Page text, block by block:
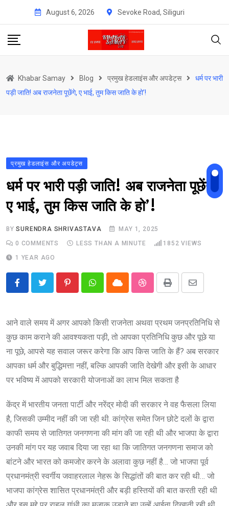
content
August 6, 2026 Sevoke Road, Siliguri
Khabar Samay Blog प्रमुख हेडलाइंस और अपडेट्स
धर्म पर भारी
पड़ी जाति! अब राजनेता पूछेंगे, ए भाई, तुम किस जाति के हो’!
प्रमुख हेडलाइंस और अपडेट्स
धर्म पर भारी पड़ी जाति! अब राजनेता पूछेंगे,
ए भाई, तुम किस जाति के हो’!
BYSURENDRA SHRIVASTAVA
MAY 1, 2025
0 COMMENTS LESS THAN A MINUTE 1852 VIEWS
1 YEAR AGO
PinterestWhatsappCloud StumbleUpon
Print
Share
Email
आने वाले समय में अगर आपको किसी राजनेता अथवा प्रथम जनप्रतिनिधि से
कुछ काम कराने की आवश्यकता पड़ी, तो आपका प्रतिनिधि कुछ और पूछे या
ना पूछे, आपसे यह सवाल जरूर करेगा कि आप किस जाति के हैं? अब सरकार
आपका धर्म और बुद्धिमत्ता नहीं, बल्कि आपकी जाति देखेगी और इसी के आधार
पर भविष्य में आपको सरकारी योजनाओं का लाभ मिल सकता है
केंद्र में भारतीय जनता पार्टी और नरेंद्र मोदी की सरकार ने वह फैसला लिया
है, जिसकी उम्मीद नहीं की जा रही थी. कांग्रेस समेत जिन छोटे दलों के द्वारा
काफी समय से जातिगत जनगणना की मांग की जा रही थी और भाजपा के द्वारा
उनकी मांग पर यह जवाब दिया जा रहा था कि जातिगत जनगणना समाज को
बांटने और भारत को कमजोर करने के अलावा कुछ नहीं है… जो भाजपा पूर्व
प्रधानमंत्री स्वर्गीय जवाहरलाल नेहरू के सिद्धांतों की बात कर रही थी… जो
भाजपा कांग्रेस शासित प्रधानमंत्री और बड़ी हस्तियों की बात करती रही थी